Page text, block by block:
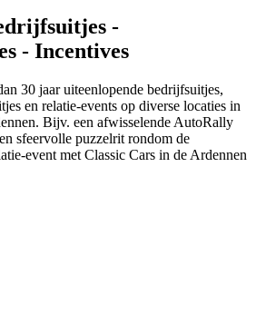
-
- Incentives
30 jaar uiteenlopende bedrijfsuitjes,
en relatie-events op diverse locaties in
Bijv. een afwisselende AutoRally
sfeervolle puzzelrit rondom de
event met Classic Cars in de Ardennen